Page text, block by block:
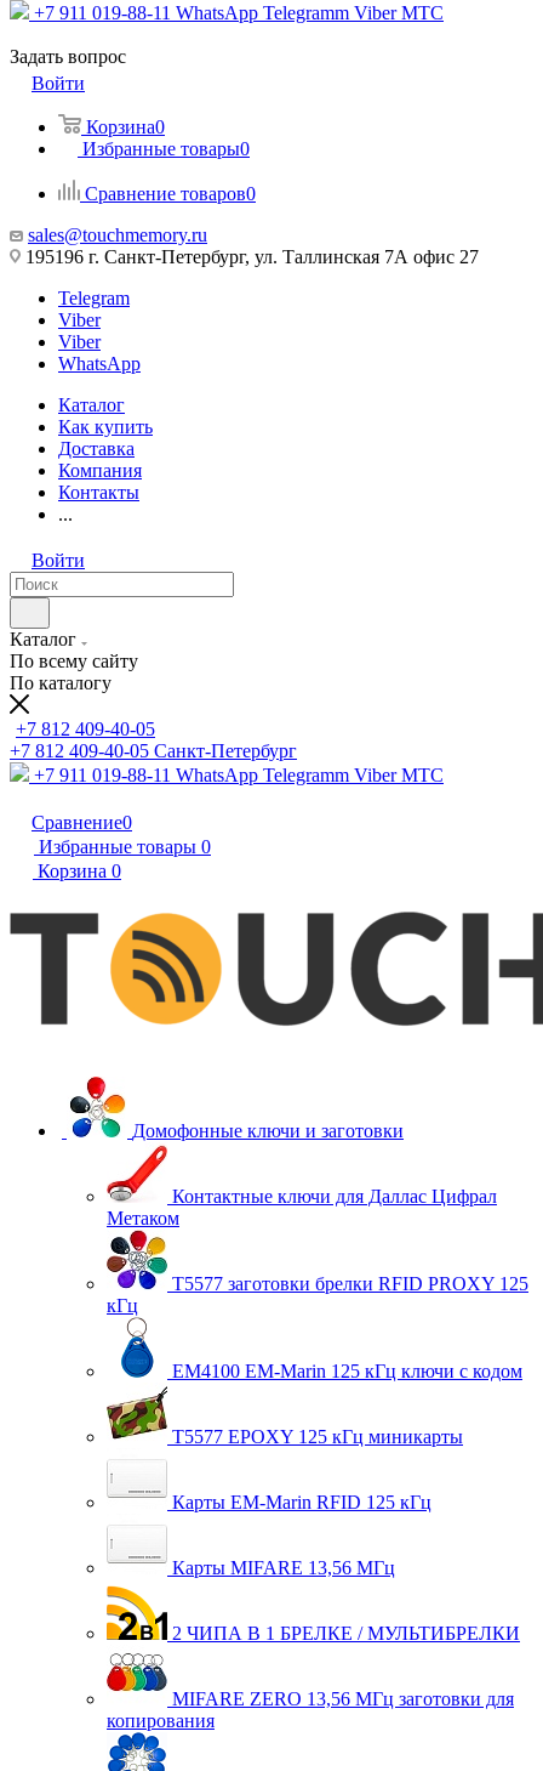
+7 911 019-88-11 WhatsApp Telegramm Viber МТС
Задать вопрос
Войти
Корзина0
Избранные товары0
Сравнение товаров0
sales@touchmemory.ru
195196 г. Санкт-Петербург, ул. Таллинская 7А офис 27
Telegram
Viber
Viber
WhatsApp
Каталог
Как купить
Доставка
Компания
Контакты
...
Войти
Каталог
По всему сайту
По каталогу
+7 812 409-40-05
+7 812 409-40-05 Санĸт-Петербург
+7 911 019-88-11 WhatsApp Telegramm Viber МТС
Сравнение0
Избранные товары 0
Корзина 0
Домофонные ключи и заготовки
Контактные ключи для Даллас Цифрал
Метаком
T5577 заготовки брелки RFID PROXY 125
кГц
EM4100 EM-Marin 125 кГц ключи с кодом
T5577 EPOXY 125 кГц миникарты
Карты EM-Marin RFID 125 кГц
Карты MIFARE 13,56 МГц
2 ЧИПА В 1 БРЕЛКЕ / МУЛЬТИБРЕЛКИ
MIFARE ZERO 13,56 МГц заготовки для
копирования